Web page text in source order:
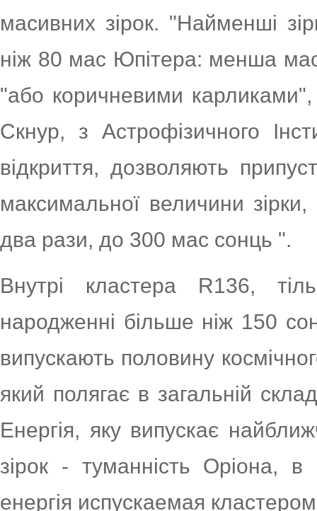
масивних зірок. "Найменші
ніж 80 мас Юпітера: менша
"або коричневими
Скнур, з Астрофізичного
відкриття, дозволяють
максимальної величини
два рази, до 300 мас сонць ".
Внутрі кластера R136,
народженні більше ніж 150
випускають половину
який полягає в загальній
Енергія, яку випускає
зірок - туманність Оріона,
енергія испускаемая